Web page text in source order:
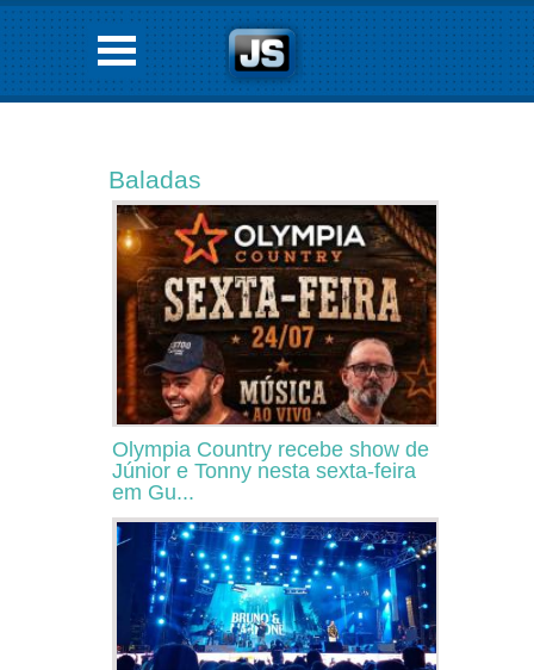
Baladas
Olympia Country recebe show de
Júnior e Tonny nesta sexta-feira
em Gu...